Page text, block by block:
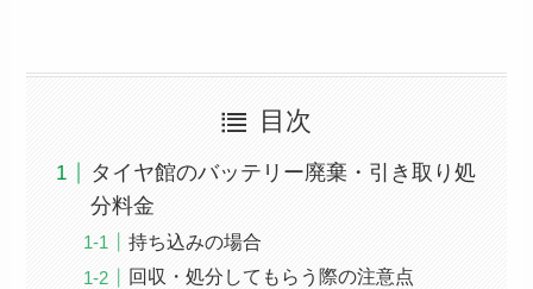
目次
タイヤ館のバッテリー廃棄・引き取り処
分料金
持ち込みの場合
回収・処分してもらう際の注意点